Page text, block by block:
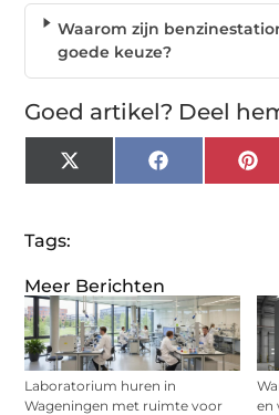
Meer Berichten
Laboratorium huren in
Wageningen met ruimte voor
en
Waarom zijn
goede keuze?
Goed artikel? Deel
X
(Twitter)
Facebook
Tags: